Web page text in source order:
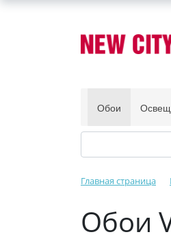
Обои
Главная страница
Обои